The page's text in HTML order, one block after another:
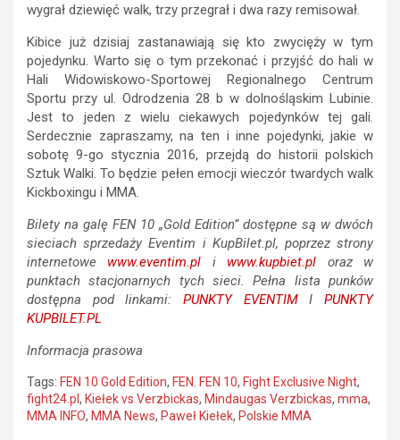
wygrał dziewięć walk, trzy przegrał i dwa razy remisował.
Kibice już dzisiaj zastanawiają się kto zwycięży w tym
pojedynku. Warto się o tym przekonać i przyjść do hali w
Hali Widowiskowo-Sportowej Regionalnego Centrum
Sportu przy ul. Odrodzenia 28 b w dolnośląskim Lubinie.
Jest to jeden z wielu ciekawych pojedynków tej gali.
Serdecznie zapraszamy, na ten i inne pojedynki, jakie w
sobotę 9-go stycznia 2016, przejdą do historii polskich
Sztuk Walki. To będzie pełen emocji wieczór twardych walk
Kickboxingu i MMA.
Bilety na galę FEN 10 „Gold Edition” dostępne są w dwóch
sieciach sprzedaży Eventim i KupBilet.pl, poprzez strony
internetowe www.eventim.pl i www.kupbiet.pl oraz w
punktach stacjonarnych tych sieci. Pełna lista punków
dostępna pod linkami: PUNKTY EVENTIMIPUNKTY
KUPBILET.PL
Informacja prasowa
Tags: FEN 10 Gold Edition, FEN. FEN 10, Fight Exclusive Night,
fight24.pl , Kiełek vs Verzbickas, Mindaugas Verzbickas, mma,
MMA INFO, MMA News, Paweł Kiełek, Polskie MMA